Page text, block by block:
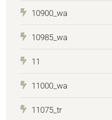
10900_wa
10985_wa
11
11000_wa
11075_tr